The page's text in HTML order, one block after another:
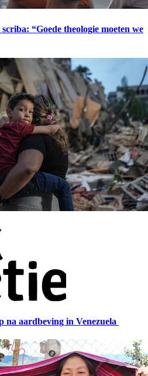
“Goede theologie moeten we
aardbeving in Venezuela